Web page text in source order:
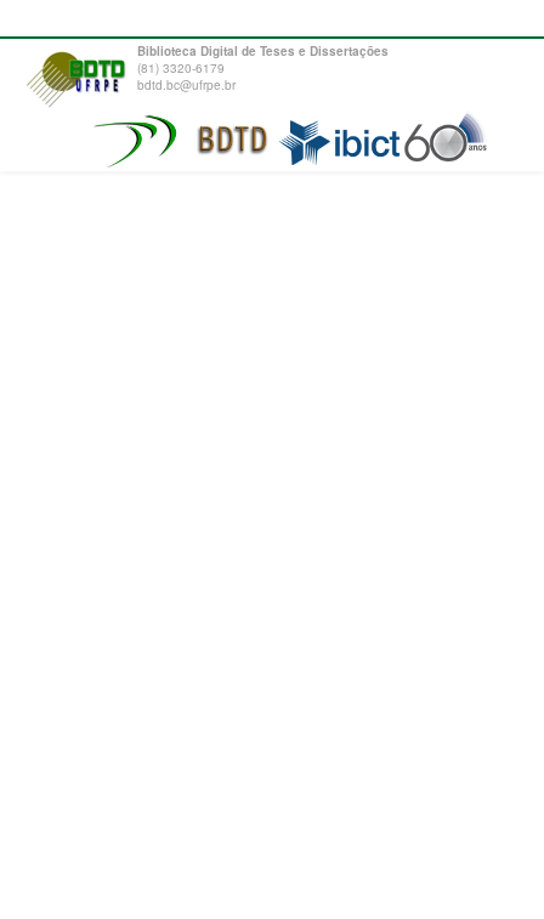
Biblioteca Digital de Teses e Dissertações
(81) 3320-6179
bdtd.bc@ufrpe.br